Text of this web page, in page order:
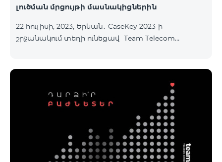
լուծման մրցույթի մասնակիցներին
22 հուլիսի, 2023, Երևան․ CaseKey 2023-ի
շրջանակում տեղի ունեցավ Team Telecom
երիտասարդներ ծանոթացան առաջնային
հրապարակային տեղաբաշխման բոլոր
մանրամասներին ու թիմերին տրամադրվեց
ընկերության զարգացման ռազմավարական
խնդիրը։ Լուծումներ առաջարկելու համար թիմերն
ունենալու են ընդամենը 72 ժամ։ Հաջողություն
մաղթելով մրցույթի մասնակիցներին Team